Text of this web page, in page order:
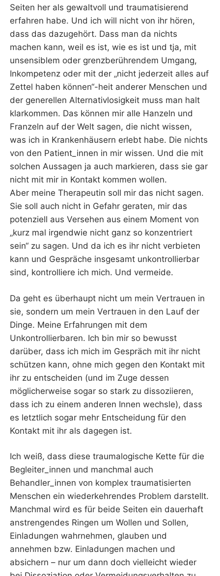
Seiten her als gewaltvoll und traumatisierend
erfahren habe. Und ich will nicht von ihr hören,
dass das dazugehört. Dass man da nichts
machen kann, weil es ist, wie es ist und tja, mit
unsensiblem oder grenzberührendem Umgang,
Inkompetenz oder mit der „nicht jederzeit alles auf
Zettel haben können“-heit anderer Menschen und
der generellen Alternativlosigkeit muss man halt
klarkommen. Das können mir alle Hanzeln und
Franzeln auf der Welt sagen, die nicht wissen,
was ich in Krankenhäusern erlebt habe. Die nichts
von den Patient_innen in mir wissen. Und die mit
solchen Aussagen ja auch markieren, dass sie gar
nicht mit mir in Kontakt kommen wollen.
Aber meine Therapeutin soll mir das nicht sagen.
Sie soll auch nicht in Gefahr geraten, mir das
potenziell aus Versehen aus einem Moment von
„kurz mal irgendwie nicht ganz so konzentriert
sein“ zu sagen. Und da ich es ihr nicht verbieten
kann und Gespräche insgesamt unkontrollierbar
sind, kontrolliere ich mich. Und vermeide.
Da geht es überhaupt nicht um mein Vertrauen in
sie, sondern um mein Vertrauen in den Lauf der
Dinge. Meine Erfahrungen mit dem
Unkontrollierbaren. Ich bin mir so bewusst
darüber, dass ich mich im Gespräch mit ihr nicht
schützen kann, ohne mich gegen den Kontakt mit
ihr zu entscheiden (und im Zuge dessen
möglicherweise sogar so stark zu dissoziieren,
dass ich zu einem anderen Innen wechsle), dass
es letztlich sogar mehr Entscheidung für den
Kontakt mit ihr als dagegen ist.
Ich weiß, dass diese traumalogische Kette für die
Begleiter_innen und manchmal auch
Behandler_innen von komplex traumatisierten
Menschen ein wiederkehrendes Problem darstellt.
Manchmal wird es für beide Seiten ein dauerhaft
anstrengendes Ringen um Wollen und Sollen,
Einladungen wahrnehmen, glauben und
annehmen bzw. Einladungen machen und
absichern – nur um dann doch vielleicht wieder